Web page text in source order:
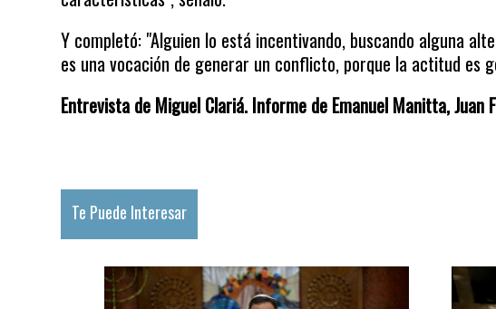
Y completó: "Alguien lo está incentivando, buscando alguna
es una vocación de generar un conflicto, porque la actitud es
Entrevista de Miguel Clariá. Informe de Emanuel Manitta, Juan
Te Puede Interesar